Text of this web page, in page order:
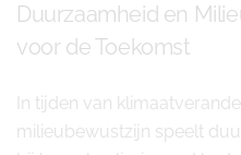
Duurzaamheid en
voor de Toekomst
In tijden van
milieubewustzijn speelt